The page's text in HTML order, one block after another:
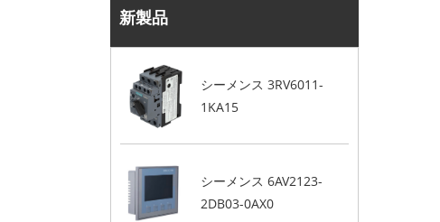
新製品
シーメンス 3RV6011-
1KA15
シーメンス 6AV2123-
2DB03-0AX0